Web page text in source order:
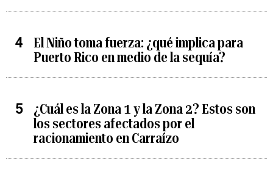
El Niño toma fuerza: ¿qué implica para
Puerto Rico en medio de la sequía?
¿Cuál es la Zona 1 y la Zona 2? Estos son
los sectores afectados por el
racionamiento en Carraízo